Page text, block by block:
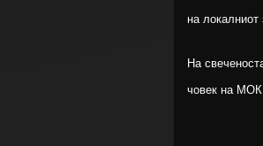
на локалниот
На
човек на